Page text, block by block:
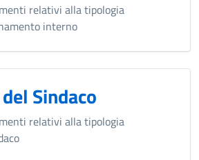
relativi alla tipologia
interno
Sindaco
relativi alla tipologia